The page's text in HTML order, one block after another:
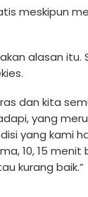
meskipun
alasan
dan kita
yang
yang kami
10, 15
kurang baik.”